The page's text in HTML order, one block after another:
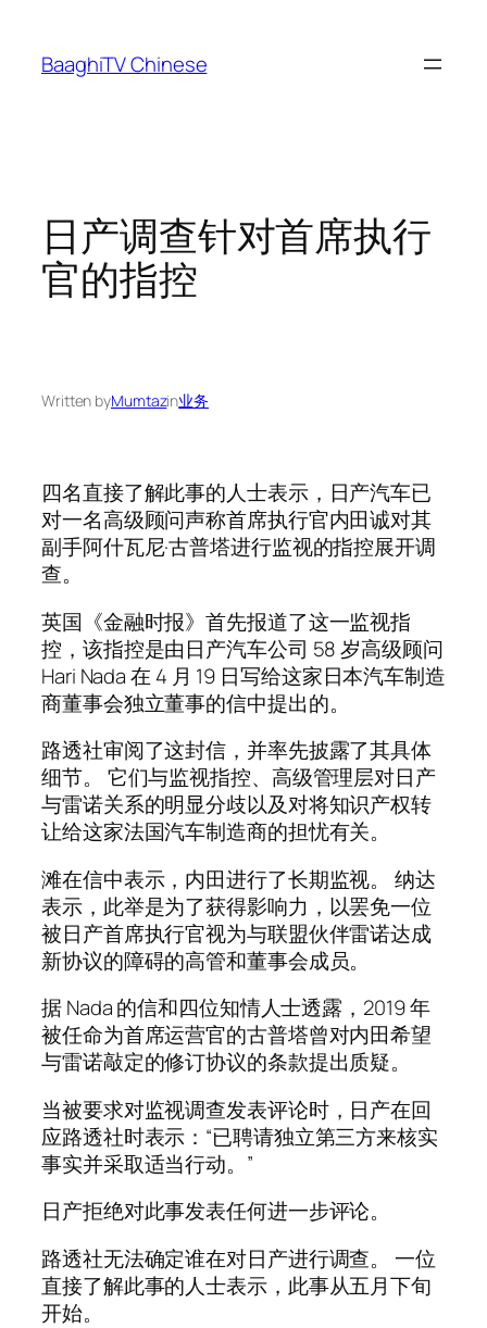
content
BaaghiTV Chinese
日产调查针对首席执行
官的指控
Written byMumtazin业务
四名直接了解此事的人士表示，日产汽车已
对一名高级顾问声称首席执行官内田诚对其
副手阿什瓦尼·古普塔进行监视的指控展开调
查。
英国《金融时报》首先报道了这一监视指
控，该指控是由日产汽车公司 58 岁高级顾问
Hari Nada 在 4 月 19 日写给这家日本汽车制造
商董事会独立董事的信中提出的。
路透社审阅了这封信，并率先披露了其具体
细节。 它们与监视指控、高级管理层对日产
与雷诺关系的明显分歧以及对将知识产权转
让给这家法国汽车制造商的担忧有关。
滩在信中表示，内田进行了长期监视。 纳达
表示，此举是为了获得影响力，以罢免一位
被日产首席执行官视为与联盟伙伴雷诺达成
新协议的障碍的高管和董事会成员。
据 Nada 的信和四位知情人士透露，2019 年
被任命为首席运营官的古普塔曾对内田希望
与雷诺敲定的修订协议的条款提出质疑。
当被要求对监视调查发表评论时，日产在回
应路透社时表示：“已聘请独立第三方来核实
事实并采取适当行动。”
日产拒绝对此事发表任何进一步评论。
路透社无法确定谁在对日产进行调查。 一位
直接了解此事的人士表示，此事从五月下旬
开始。